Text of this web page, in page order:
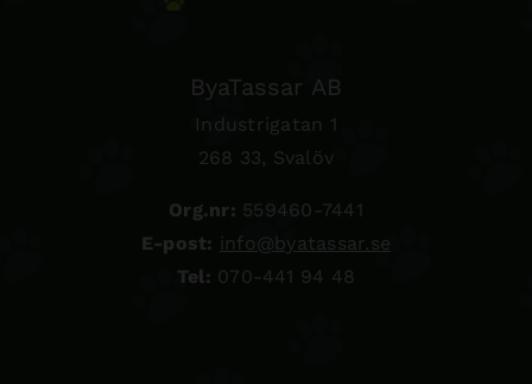
ByaTassar AB
Industrigatan 1
268 33, Svalöv
Org.nr: 559460-7441
E-post: info@byatassar.se
Tel: 070-441 94 48